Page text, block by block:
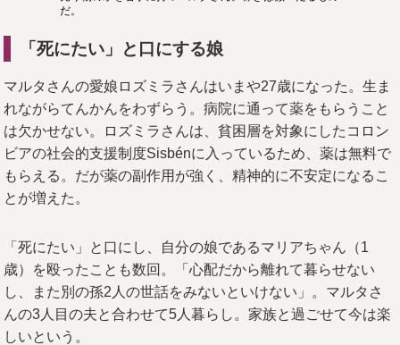
だ。
「死にたい」と口にする娘
マルタさんの愛娘ロズミラさんはいまや27歳になった。生ま
れながらてんかんをわずらう。病院に通って薬をもらうこと
は欠かせない。ロズミラさんは、貧困層を対象にしたコロン
ビアの社会的支援制度Sisbénに入っているため、薬は無料で
もらえる。だが薬の副作用が強く、精神的に不安定になるこ
とが増えた。
「死にたい」と口にし、自分の娘であるマリアちゃん（1
歳）を殴ったことも数回。「心配だから離れて暮らせない
し、また別の孫2人の世話をみないといけない」。マルタさ
んの3人目の夫と合わせて5人暮らし。家族と過ごせて今は楽
しいという。